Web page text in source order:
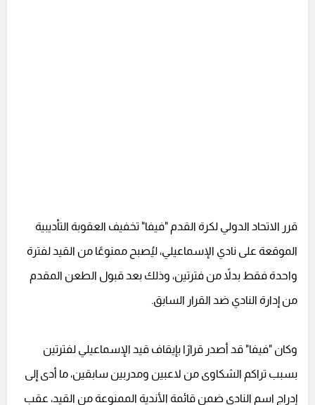
قرر الاتحاد الدولي لكرة القدم "فيفا" تخفيف العقوبة التأديبية
الموقعة على نادي الإسماعيلي، ليُصبح ممنوعًا من القيد لفترة
واحدة فقط بدلاً من فترتين، وذلك بعد قبول الطعن المقدم
من إدارة النادي ضد القرار السابق.
وكان "فيفا" قد أصدر قرارًا بإيقاف قيد الإسماعيلي لفترتين
بسبب تراكم الشكاوى من لاعبين ومدربين سابقين، ما أدى إلى
إدراج اسم النادي ضمن قائمة الأندية الممنوعة من القيد، عقب